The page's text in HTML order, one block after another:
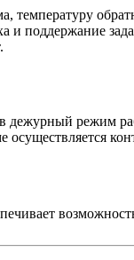
температуру
и поддержание
в дежурный режим